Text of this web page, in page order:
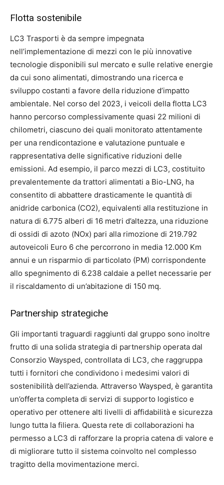
Flotta sostenibile
LC3 Trasporti è da sempre impegnata
nell’implementazione di mezzi con le più innovative
tecnologie disponibili sul mercato e sulle relative energie
da cui sono alimentati, dimostrando una ricerca e
sviluppo costanti a favore della riduzione d’impatto
ambientale. Nel corso del 2023, i veicoli della flotta LC3
hanno percorso complessivamente quasi 22 milioni di
chilometri, ciascuno dei quali monitorato attentamente
per una rendicontazione e valutazione puntuale e
rappresentativa delle significative riduzioni delle
emissioni. Ad esempio, il parco mezzi di LC3, costituito
prevalentemente da trattori alimentati a Bio-LNG, ha
consentito di abbattere drasticamente le quantità di
anidride carbonica (CO2), equivalenti alla restituzione in
natura di 6.775 alberi di 16 metri d’altezza, una riduzione
di ossidi di azoto (NOx) pari alla rimozione di 219.792
autoveicoli Euro 6 che percorrono in media 12.000 Km
annui e un risparmio di particolato (PM) corrispondente
allo spegnimento di 6.238 caldaie a pellet necessarie per
il riscaldamento di un’abitazione di 150 mq.
Partnership strategiche
Gli importanti traguardi raggiunti dal gruppo sono inoltre
frutto di una solida strategia di partnership operata dal
Consorzio Waysped, controllata di LC3, che raggruppa
tutti i fornitori che condividono i medesimi valori di
sostenibilità dell’azienda. Attraverso Waysped, è garantita
un’offerta completa di servizi di supporto logistico e
operativo per ottenere alti livelli di affidabilità e sicurezza
lungo tutta la filiera. Questa rete di collaborazioni ha
permesso a LC3 di rafforzare la propria catena di valore e
di migliorare tutto il sistema coinvolto nel complesso
tragitto della movimentazione merci.